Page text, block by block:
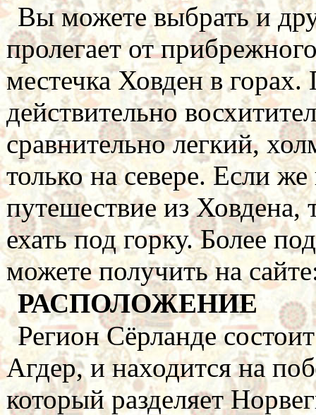
Вы можете выбрать и
пролегает от
местечка Ховден в
действительно
сравнительно легкий,
только на севере. Если же
путешествие из Ховдена,
ехать под горку. Более
можете получить на
РАСПОЛОЖЕНИЕ
Регион Сёрланде
Агдер, и находится на
который разделяет